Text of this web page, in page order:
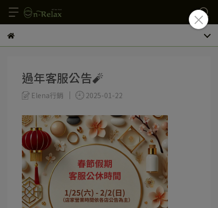
過年客服公告🧨
Elena行銷 2025-01-22